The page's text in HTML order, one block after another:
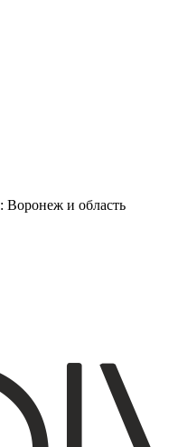
: Воронеж и область